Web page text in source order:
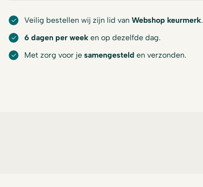
Veilig bestellen wij zijn lid van Webshop keurmerk.
6 dagen per week en op dezelfde dag.
Met zorg voor je samengesteld en verzonden.